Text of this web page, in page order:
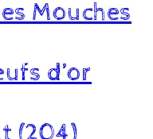
Mouches
d’or